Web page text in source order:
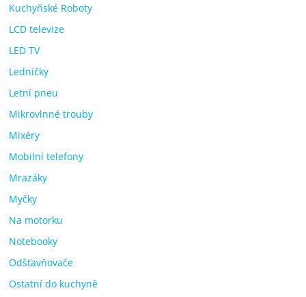
Kuchyňské Roboty
LCD televize
LED TV
Ledničky
Letní pneu
Mikrovlnné trouby
Mixéry
Mobilní telefony
Mrazáky
Myčky
Na motorku
Notebooky
Odšťavňovače
Ostatní do kuchyně